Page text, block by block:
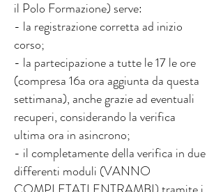
il Polo Formazione) serve:
- la registrazione corretta ad inizio
corso;
- la partecipazione a tutte le 17 le ore
(compresa 16a ora aggiunta da questa
settimana), anche grazie ad eventuali
recuperi, considerando la verifica
ultima ora in asincrono;
- il completamente della verifica in due
differenti moduli (VANNO